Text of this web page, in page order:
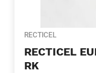
RECTICEL
RECTICEL
RK